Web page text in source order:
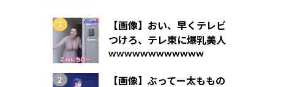
【画像】おい、早くテレビ
つけろ、テレ東に爆乳美人
wwwwwwwwwwww
【画像】ぶってー太ももの